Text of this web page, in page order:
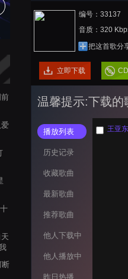
断
编号：33137
音质：320
把这首歌分
立即下载
温馨提示:下载的
播放列表
历史记录
收藏歌曲
最新歌曲
推荐歌曲
他人下载中
他人播放中
昨日热播
王亚